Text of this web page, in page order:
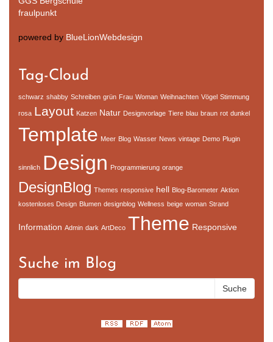
fraulpunkt
powered by BlueLionWebdesign
Tag-Cloud
schwarz shabby Schreiben grün Frau Woman Weihnachten Vögel Stimmung
rosa Layout Katzen Natur Designvorlage Tiere blau braun rot dunkel
Template Meer Blog Wasser News vintage Demo Plugin
sinnlich Design Programmierung orange
DesignBlog Themes responsive hell Blog-Barometer Aktion
kostenloses Design Blumen designblog Wellness beige woman Strand
Information Admin dark ArtDeco Theme Responsive
Suche im Blog